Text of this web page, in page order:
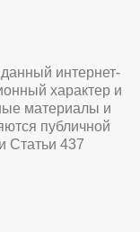
интернет-
характер и
материалы и
публичной
Статьи 437